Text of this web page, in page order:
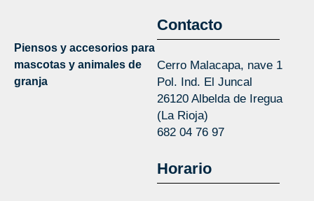
Piensos y accesorios para
mascotas y animales de
granja
Contacto
Cerro Malacapa, nave 1
Pol. Ind. El Juncal
26120 Albelda de Iregua
(La Rioja)
682 04 76 97
Horario